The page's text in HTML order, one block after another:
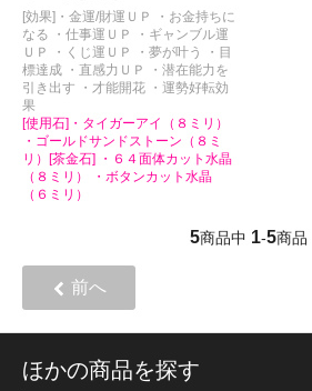
[効果]・金運/財運ＵＰ ・お金持ちに
なる ・仕事運ＵＰ ・ギャンブル運
ＵＰ ・くじ運ＵＰ ・夢が叶う ・目
標達成 ・直感力ＵＰ ・潜在能力を
引き出す ・才能開花 ・運勢好転効
果
[使用石]・タイガーアイ（８ミリ）
・ゴールドサンドストーン（８ミ
リ）[茶金石] ・６４面体カット水晶
（８ミリ） ・ボタンカット水晶
（６ミリ）
5商品中 1-5商品
前へ
ほかの商品を探す